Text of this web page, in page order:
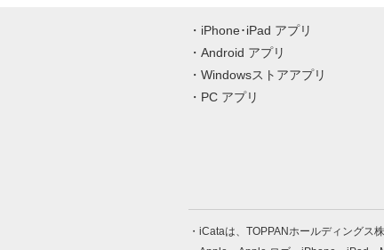
iPhone･iPad アプリ
Android アプリ
Windowsストアアプリ
PC アプリ
iCataは、TOPPANホールディングス